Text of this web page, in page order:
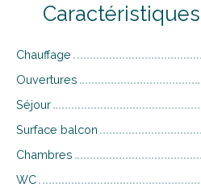
Caractéristiques
Chauffage
Ouvertures
Séjour
Surface balcon
Chambres
WC